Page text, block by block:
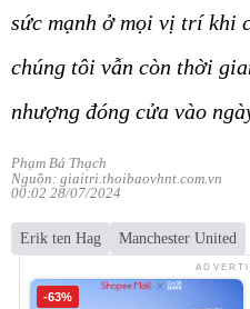
sức mạnh ở mọi vị trí khi
chúng tôi vẫn còn thời
nhượng đóng cửa vào
Phạm Bá Thạch
Nguồn: giaitri.thoibaovhnt.com.vn
00:02 28/07/2024
Erik ten Hag Manchester United
-63%